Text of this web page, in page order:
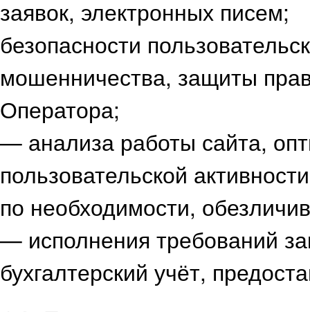
заявок,
безопасности
мошенничества, защиты
Оператора;
— анализа работы сайта,
пользовательской
по необходимости,
— исполнения требований
бухгалтерский учёт,